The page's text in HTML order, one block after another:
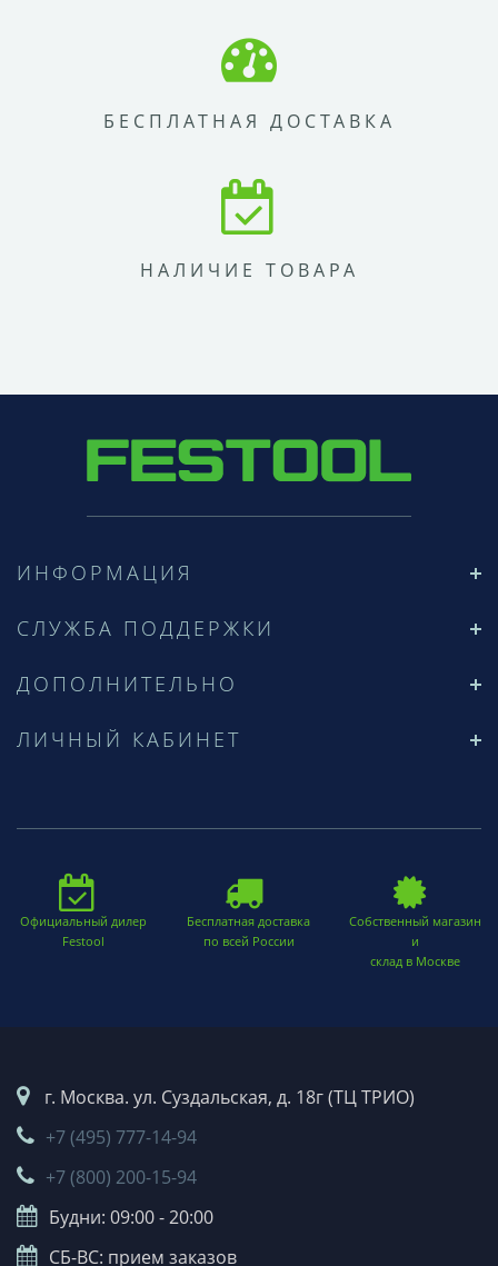
БЕСПЛАТНАЯ ДОСТАВКА
НАЛИЧИЕ ТОВАРА
ИНФОРМАЦИЯ
СЛУЖБА ПОДДЕРЖКИ
ДОПОЛНИТЕЛЬНО
ЛИЧНЫЙ КАБИНЕТ
Официальный дилер
Festool
Бесплатная доставка
по всей России
Собственный магазин
и
склад в Москве
г. Москва. ул. Суздальская, д. 18г (ТЦ ТРИО)
+7 (495) 777-14-94
+7 (800) 200-15-94
Будни: 09:00 - 20:00
СБ-ВС: прием заказов